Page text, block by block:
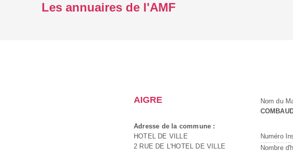
Les annuaires de l'AMF
AIGRE
Adresse de la commune :
HOTEL DE VILLE
2 RUE DE L'HOTEL DE VILLE
Nom du
Numéro
Nombre